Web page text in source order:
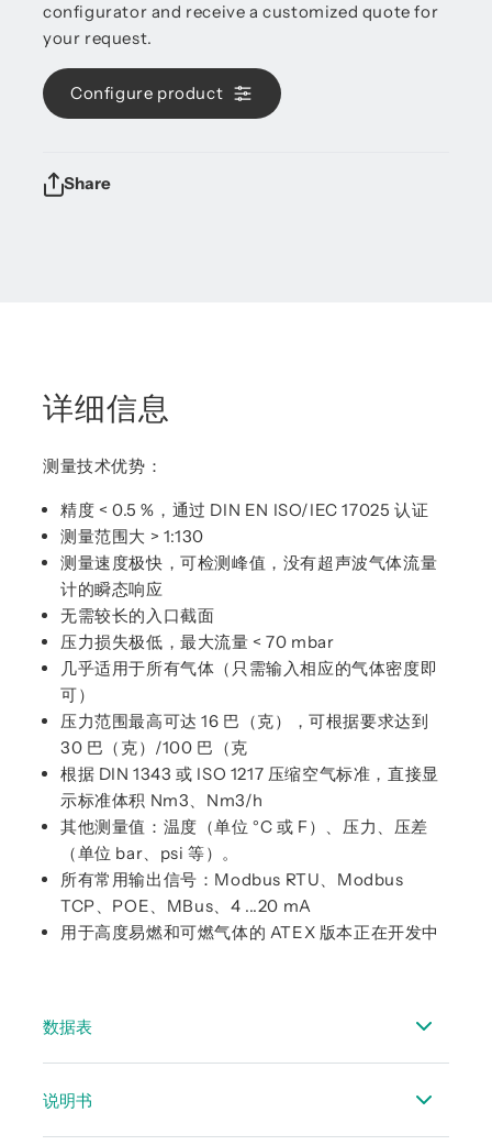
configurator and receive a customized quote for
your request.
Configure product
Share
详细信息
测量技术优势：
精度 < 0.5 %，通过 DIN EN ISO/IEC 17025 认证
测量范围大 > 1:130
测量速度极快，可检测峰值，没有超声波气体流量
计的瞬态响应
无需较长的入口截面
压力损失极低，最大流量 < 70 mbar
几乎适用于所有气体（只需输入相应的气体密度即
可）
压力范围最高可达 16 巴（克），可根据要求达到
30 巴（克）/100 巴（克
根据 DIN 1343 或 ISO 1217 压缩空气标准，直接显
示标准体积 Nm3、Nm3/h
其他测量值：温度（单位 °C 或 F）、压力、压差
（单位 bar、psi 等）。
所有常用输出信号：Modbus RTU、Modbus
TCP、POE、MBus、4 ...20 mA
用于高度易燃和可燃气体的 ATEX 版本正在开发中
数据表
说明书